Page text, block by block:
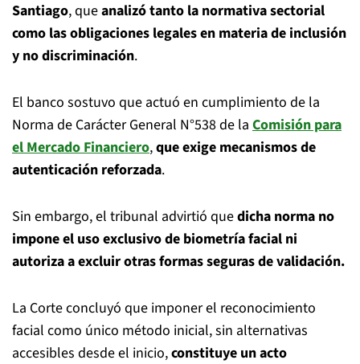
Santiago, queanalizó tanto la normativa sectorial
como las obligaciones legales en materia de inclusión
y no discriminación.
El banco sostuvo que actuó en cumplimiento de la
Norma de Carácter General N°538 de la Comisión para
el Mercado Financiero,que exige mecanismos de
autenticación reforzada.
Sin embargo, el tribunal advirtió quedicha norma no
impone el uso exclusivo de biometría facial ni
autoriza a excluir otras formas seguras de validación.
La Corte concluyó que imponer el reconocimiento
facial como único método inicial, sin alternativas
accesibles desde el inicio,constituye un acto